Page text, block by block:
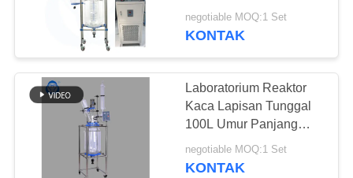
alat pemanasan semprot
negotiable MOQ:1 Set
KONTAK
Laboratorium Reaktor
Kaca Lapisan Tunggal
100L Umur Panjang
Bagian Bahan PTFE
negotiable MOQ:1 Set
KONTAK